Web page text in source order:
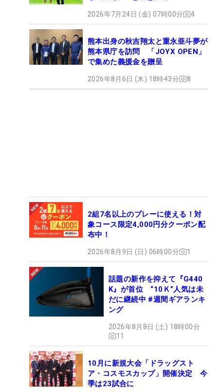
2026年7月24日 (金) 07時00分 4
熊本出身の秋吉翔太と重永亜斗夢が
熊本県庁を訪問 「JOYX OPEN」
で集めた義援金を贈呈
2026年8月6日 (木) 18時43分 8
2組7名以上のプレーに使える！対
象コース限定4,000円分クーポン配
布中！
2026年8月9日 (日) 06時00分 1
話題の新作を抑えて『G440
K』が首位 “10Ｋ”人気は未
だに継続中 #週間ギアランキ
ング
2026年8月8日 (土) 18時00分
11
10月に新規大会「ドラッグスト
ア・コスモスカップ」開催決定 今
季は23試合に